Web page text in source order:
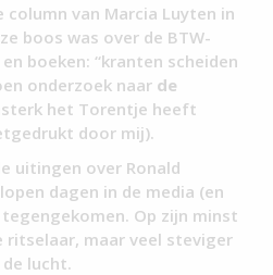
van Marcia Luyten in
boos was over de BTW-
boeken: “kranten scheiden
onderzoek naar de
het Torentje heeft
door mij).
uitingen over Ronald
dagen in de media (en
tegengekomen. Op zijn minst
ritselaar, maar veel steviger
lucht.